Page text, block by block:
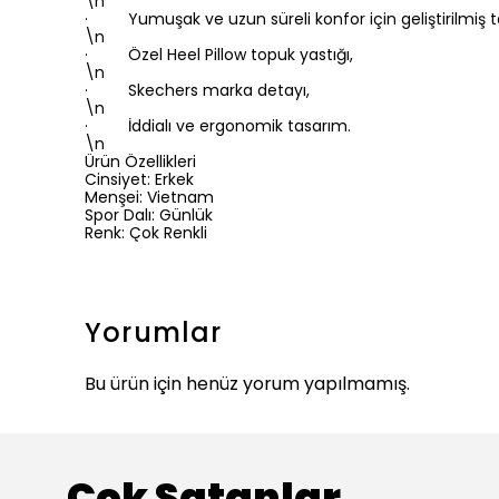
· Yumuşak ve uzun süreli konfor için geliştirilmiş
\n
· Özel Heel Pillow topuk yastığı,
\n
· Skechers marka detayı,
\n
· İddialı ve ergonomik tasarım.
\n
Ürün Özellikleri
Cinsiyet: Erkek
Menşei: Vietnam
Spor Dalı: Günlük
Renk: Çok Renkli
Yorumlar
Bu ürün için henüz yorum yapılmamış.